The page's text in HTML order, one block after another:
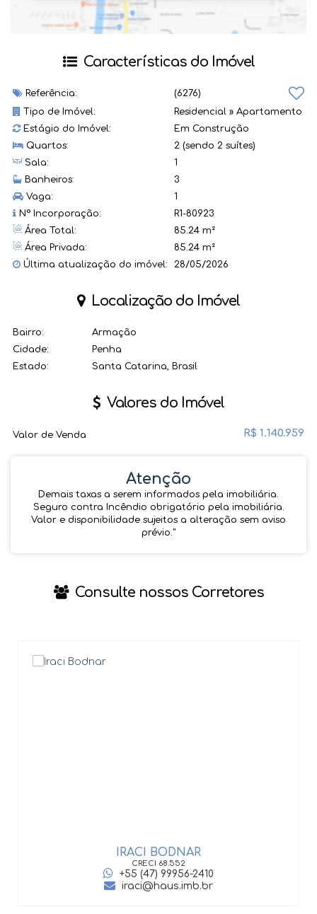
Características do Imóvel
Referência:
(6276)
Tipo de Imóvel:
Residencial » Apartamento
Estágio do Imóvel:
Em Construção
Quartos:
2 (sendo 2 suítes)
Sala:
1
Banheiros:
3
Vaga:
1
Nº Incorporação:
R1-80923
Área Total:
85.24 m²
Área Privada:
85.24 m²
Última atualização do imóvel:
28/05/2026
Localização do Imóvel
Bairro:
Armação
Cidade:
Penha
Estado:
Santa Catarina, Brasil
Valores do Imóvel
R$ 1.140.959
Valor de Venda
Atenção
Demais taxas a serem informados pela imobiliária.
Seguro contra Incêndio obrigatório pela imobiliária.
Valor e disponibilidade sujeitos a alteração sem aviso
prévio.''
Consulte nossos Corretores
IRACI BODNAR
CRECI 68.552
+55 (47) 99956-2410
iraci@haus.imb.br